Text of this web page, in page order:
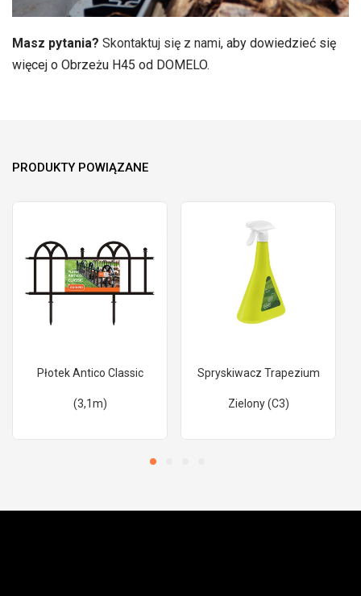
Masz pytania? Skontaktuj się z nami, aby dowiedzieć się
więcej o Obrzeżu H45 od DOMELO.
PRODUKTY POWIĄZANE
Płotek Antico Classic
(3,1m)
Spryskiwacz Trapezium
Zielony (C3)